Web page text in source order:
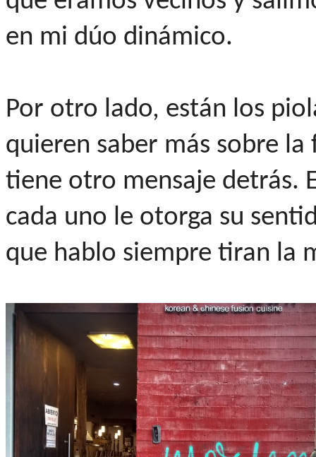
en mi dúo dinámico.
Por otro lado, están los
quieren saber más sobre
tiene otro mensaje detrás.
cada uno le otorga su
que hablo siempre tiran la